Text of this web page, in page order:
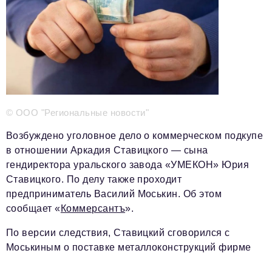
Телефон редакции:+7 495 727-01-67
Электронные почты редакции:
Информационный отдел
info@business-magazine.online
Отдел рекламы
reklama@business-magazine.online
podpiska@business-magazine.online
Отдел по работе с партнерами
partner@business-magazine.online
© ООО "Региональные новости"
Возбуждено уголовное дело о коммерческом подкупе
в отношении Аркадия Ставицкого — сына
гендиректора уральского завода «УМЕКОН» Юрия
Ставицкого. По делу также проходит
предприниматель Василий Моськин. Об этом
сообщает «Коммерсантъ».
По версии следствия, Ставицкий сговорился с
Моськиным о поставке металлоконструкций фирме